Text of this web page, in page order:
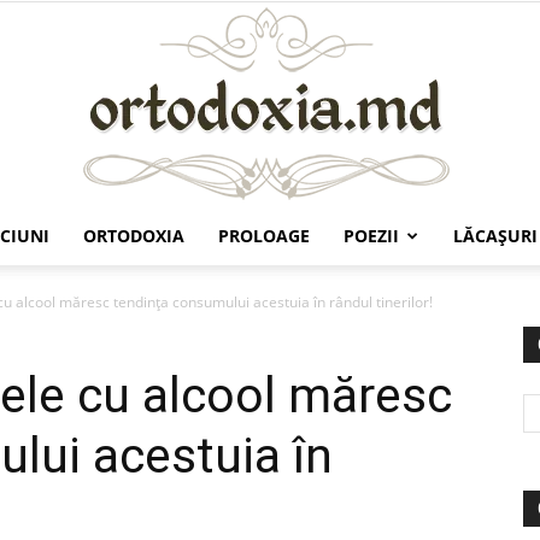
ORTODOXIA PROLOAGE POEZII LĂCAŞURI
alcool măresc tendinţa consumului acestuia în rândul tinerilor!
cu alcool măresc
acestuia în